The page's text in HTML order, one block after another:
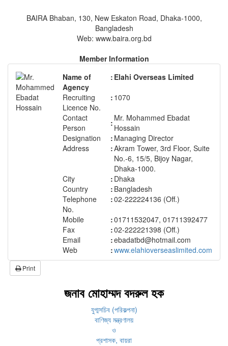
BAIRA Bhaban, 130, New Eskaton Road, Dhaka-1000,
Bangladesh
Web: www.baira.org.bd
Member Information
Name of
Agency
: Elahi Overseas Limited
Recruiting
Licence No.
: 1070
Contact
Person
: Mr. Mohammed Ebadat
Hossain
Designation
: Managing Director
Address
:Akram Tower, 3rd Floor, Suite
No.-6, 15/5, Bijoy Nagar,
Dhaka-1000.
City
: Dhaka
Country
: Bangladesh
Telephone
No.
:02-222224136 (Off.)
Mobile
:01711532047, 01711392477
Fax
:02-222221398 (Off.)
Email
:ebadatbd@hotmail.com
Web
:www.elahioverseaslimited.com
Print
জনাব মোহাম্মদ বদরুল হক
যুগ্মসচিব (পরিকল্পনা)
বাণিজ্য মন্ত্রণালয়
ও
প্রশাসক, বায়রা